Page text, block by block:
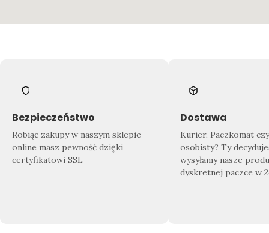
Znajdź swój wymarzony produkt
Sprawdź co dla Ciebie przygotowaliśmy!
Naszabogata oferta biżuterii
sprosta
nawet najbardziej wymagającym
Klientom.
Bezpieczeństwo
Robiąc zakupy w naszym sklepie
online masz pewność dzięki
certyfikatowi SSL
Dostawa
Kurier, Paczkomat
osobisty? Ty
wysyłamy nasze
dyskretnej paczce w